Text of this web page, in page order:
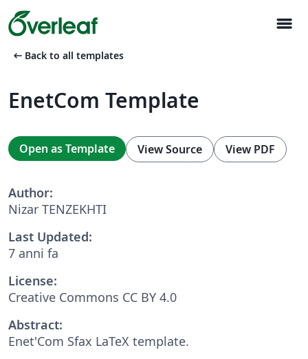
menu
arrow_left_alt Back to all templates
EnetCom Template
Open as Template View Source View PDF
Author:
Nizar TENZEKHTI
Last Updated:
7 anni fa
License:
Creative Commons CC BY 4.0
Abstract:
Enet'Com Sfax LaTeX template.